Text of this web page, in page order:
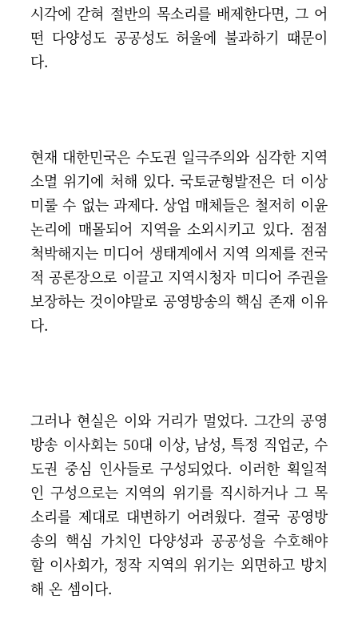
시각에 갇혀 절반의 목소리를 배제한다면, 그 어
떤 다양성도 공공성도 허울에 불과하기 때문이
다.
현재 대한민국은 수도권 일극주의와 심각한 지역
소멸 위기에 처해 있다. 국토균형발전은 더 이상
미룰 수 없는 과제다. 상업 매체들은 철저히 이윤
논리에 매몰되어 지역을 소외시키고 있다. 점점
척박해지는 미디어 생태계에서 지역 의제를 전국
적 공론장으로 이끌고 지역시청자 미디어 주권을
보장하는 것이야말로 공영방송의 핵심 존재 이유
다.
그러나 현실은 이와 거리가 멀었다. 그간의 공영
방송 이사회는 50대 이상, 남성, 특정 직업군, 수
도권 중심 인사들로 구성되었다. 이러한 획일적
인 구성으로는 지역의 위기를 직시하거나 그 목
소리를 제대로 대변하기 어려웠다. 결국 공영방
송의 핵심 가치인 다양성과 공공성을 수호해야
할 이사회가, 정작 지역의 위기는 외면하고 방치
해 온 셈이다.